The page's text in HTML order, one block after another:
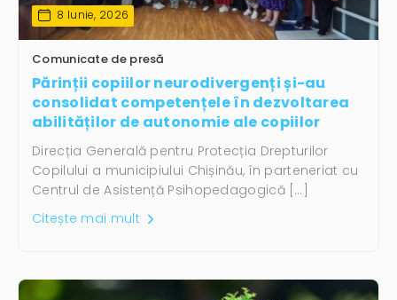
8 Iunie, 2026
Comunicate de presă
Părinții copiilor neurodivergenți și-au
consolidat competențele în dezvoltarea
abilităților de autonomie ale copiilor
Direcția Generală pentru Protecția Drepturilor
Copilului a municipiului Chișinău, în parteneriat cu
Centrul de Asistență Psihopedagogică […]
Citește mai mult